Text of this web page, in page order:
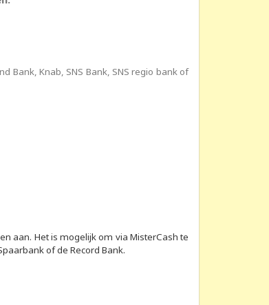
Bank, Knab, SNS Bank, SNS regio bank of
aan. Het is mogelijk om via MisterCash te
of de Record Bank.